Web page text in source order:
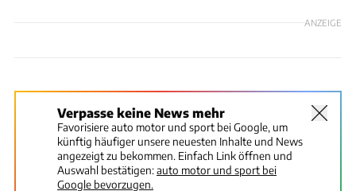
ANZEIGE
Verpasse keine News mehr
Favorisiere auto motor und sport bei Google, um
künftig häufiger unsere neuesten Inhalte und News
angezeigt zu bekommen. Einfach Link öffnen und
Auswahl bestätigen:auto motor und sport bei
Google bevorzugen.